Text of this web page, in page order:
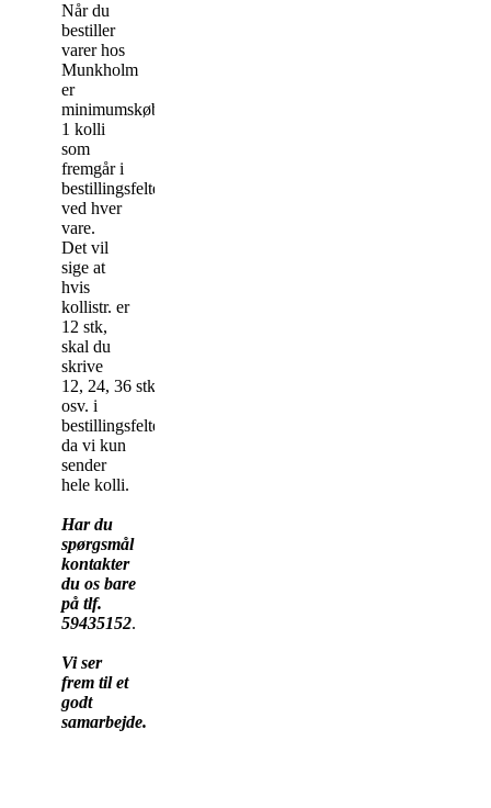
Når du
bestiller
varer hos
Munkholm
er
minimumskøbet
1 kolli
som
fremgår i
bestillingsfeltet
ved hver
vare.
Det vil
sige at
hvis
kollistr. er
12 stk,
skal du
skrive
12, 24, 36 stk
osv. i
bestillingsfeltet,
da vi kun
sender
hele kolli.
Har du
spørgsmål
kontakter
du os bare
på tlf.
59435152.
Vi ser
frem til et
godt
samarbejde.